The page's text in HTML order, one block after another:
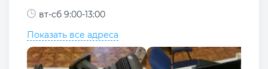
вт-сб 9:00-13:00
Показать все адреса